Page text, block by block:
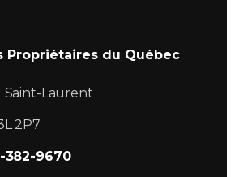
Propriétaires du Québec
Saint-Laurent
2P7
382-9670